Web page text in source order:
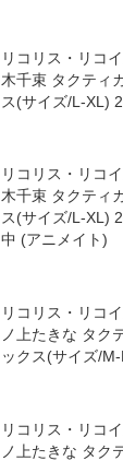
リコリス・リコ
木千束 タクティ
ス(サイズ/L-XL)
リコリス・リコ
木千束 タクティ
ス(サイズ/L-XL)
中 (アニメイト)
リコリス・リコ
ノ上たきな タク
ックス(サイズ/
リコリス・リコ
ノ上たきな タク